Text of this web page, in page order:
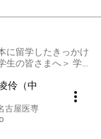
に留学したきっかけ
校として積極的に
大阪医専
名古屋医専
伶（中
古屋医専